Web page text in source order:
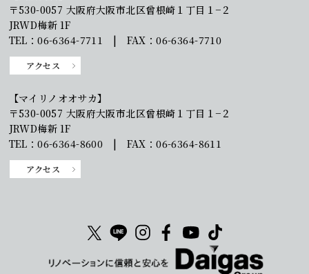
〒530-0057 大阪府大阪市北区曾根崎１丁目１−２
JRWD梅新 1F
TEL：06-6364-7711 | FAX：06-6364-7710
アクセス
【マイリノオオサカ】
〒530-0057 大阪府大阪市北区曾根崎１丁目１−２
JRWD梅新 1F
TEL：06-6364-8600 | FAX：06-6364-8611
アクセス